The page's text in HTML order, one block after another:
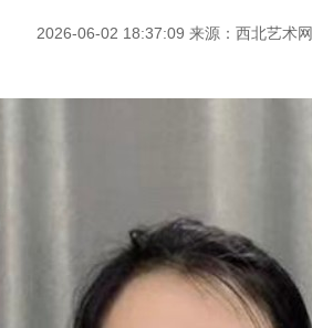
2026-06-02 18:37:09 来源：西北艺术网